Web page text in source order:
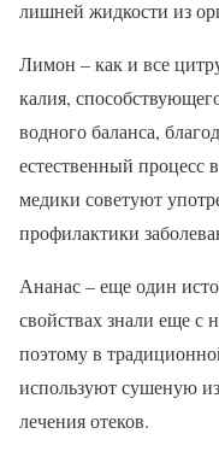
лишней жидкости из
Лимон – как и все
калия,
водного баланса,
естественный
медики советуют
профилактики
Ананас – еще один
свойствах знали еще с
поэтому в
используют сушеную
лечения отеков.